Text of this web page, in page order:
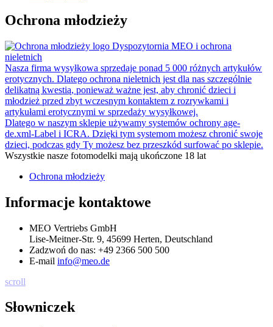
Ochrona młodzieży
Dyspozytornia MEO i ochrona
nieletnich
Nasza firma wysyłkowa sprzedaje ponad 5 000 różnych artykułów
erotycznych. Dlatego ochrona nieletnich jest dla nas szczególnie
delikatną kwestią, ponieważ ważne jest, aby chronić dzieci i
młodzież przed zbyt wczesnym kontaktem z rozrywkami i
artykułami erotycznymi w sprzedaży wysyłkowej.
Dlatego w naszym sklepie używamy systemów ochrony age-
de.xml-Label i ICRA. Dzięki tym systemom możesz chronić swoje
dzieci, podczas gdy Ty możesz bez przeszkód surfować po sklepie.
Wszystkie nasze fotomodelki mają ukończone 18 lat
Ochrona młodzieży
Informacje kontaktowe
MEO Vertriebs GmbH
Lise-Meitner-Str. 9, 45699 Herten, Deutschland
Zadzwoń do nas: +49 2366 500 500
E-mail info@meo.de
scroll
Słowniczek